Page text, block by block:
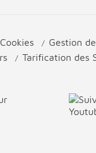
Gestion
Tarification des